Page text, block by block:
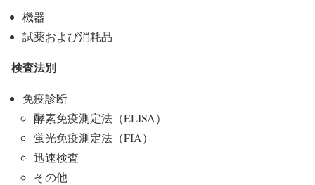
機器
試薬および消耗品
検査法別
免疫診断
酵素免疫測定法（ELISA）
蛍光免疫測定法（FIA）
迅速検査
その他